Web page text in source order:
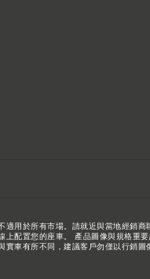
用於所有市場。請就近與當地經銷商
配置您的座車。 產品圖像與規格
車有所不同，建議客戶勿僅以行銷